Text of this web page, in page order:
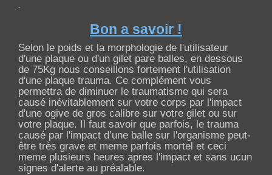
.
Bon a savoir !
Selon le poids et la morphologie de l'utilisateur
d'une plaque ou d'un gilet pare balles, en dessous
de 75Kg nous conseillons fortement l'utilisation
d'une plaque trauma. Ce complément vous
permettra de diminuer le traumatisme qui sera
causé inévitablement sur votre corps par l'impact
d'une ogive de gros calibre sur votre gilet ou sur
votre plaque. Il faut savoir que parfois, le trauma
causé par l'impact d’une balle sur l'organisme peut-
être très grave et meme parfois mortel et ceci
meme plusieurs heures apres l'impact et sans ucun
signes d'alerte au préalable.